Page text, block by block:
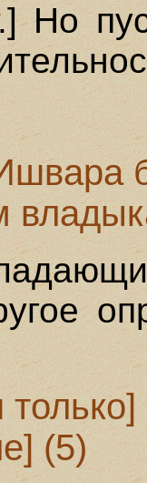
Но
(5)